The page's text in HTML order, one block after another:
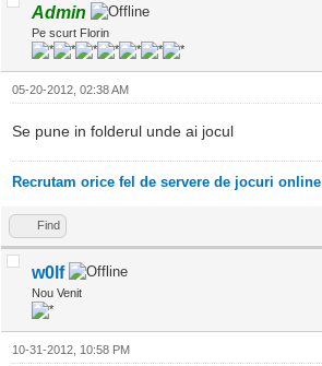
Admin
Pe scurt Florin
05-20-2012, 02:38 AM
Se pune in folderul unde ai jocul
Recrutam orice fel de servere de jocuri online
Find
w0lf
Nou Venit
10-31-2012, 10:58 PM